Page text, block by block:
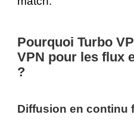
Pourquoi Turbo
VPN pour les flux
?
Diffusion en continu